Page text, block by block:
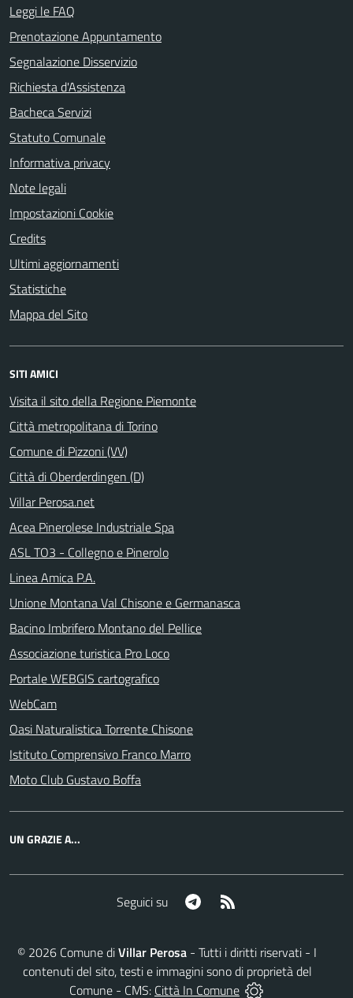
Leggi le FAQ
Prenotazione Appuntamento
Segnalazione Disservizio
Richiesta d'Assistenza
Bacheca Servizi
Statuto Comunale
Informativa privacy
Note legali
Impostazioni Cookie
Credits
Ultimi aggiornamenti
Statistiche
Mappa del Sito
SITI AMICI
Visita il sito della Regione Piemonte
Città metropolitana di Torino
Comune di Pizzoni (VV)
Città di Oberderdingen (D)
Villar Perosa.net
Acea Pinerolese Industriale Spa
ASL TO3 - Collegno e Pinerolo
Linea Amica P.A.
Unione Montana Val Chisone e Germanasca
Bacino Imbrifero Montano del Pellice
Associazione turistica Pro Loco
Portale WEBGIS cartografico
WebCam
Oasi Naturalistica Torrente Chisone
Istituto Comprensivo Franco Marro
Moto Club Gustavo Boffa
UN GRAZIE A...
Seguici su Telegram
© 2026 Comune diVillar Perosa - Tutti i diritti riservati - I
contenuti del sito, testi e immagini sono di proprietà del
Comune - CMS: Città In Comune